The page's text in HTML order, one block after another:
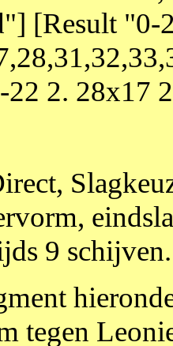
[Result
22 2. 28x17
9 schijven.
tegen